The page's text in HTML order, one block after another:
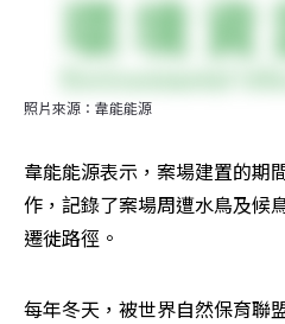
照片來源：韋能能源
韋能能源表示，案場建置的期
作，記錄了案場周遭水鳥及候
遷徙路徑。
每年冬天，被世界自然保育聯